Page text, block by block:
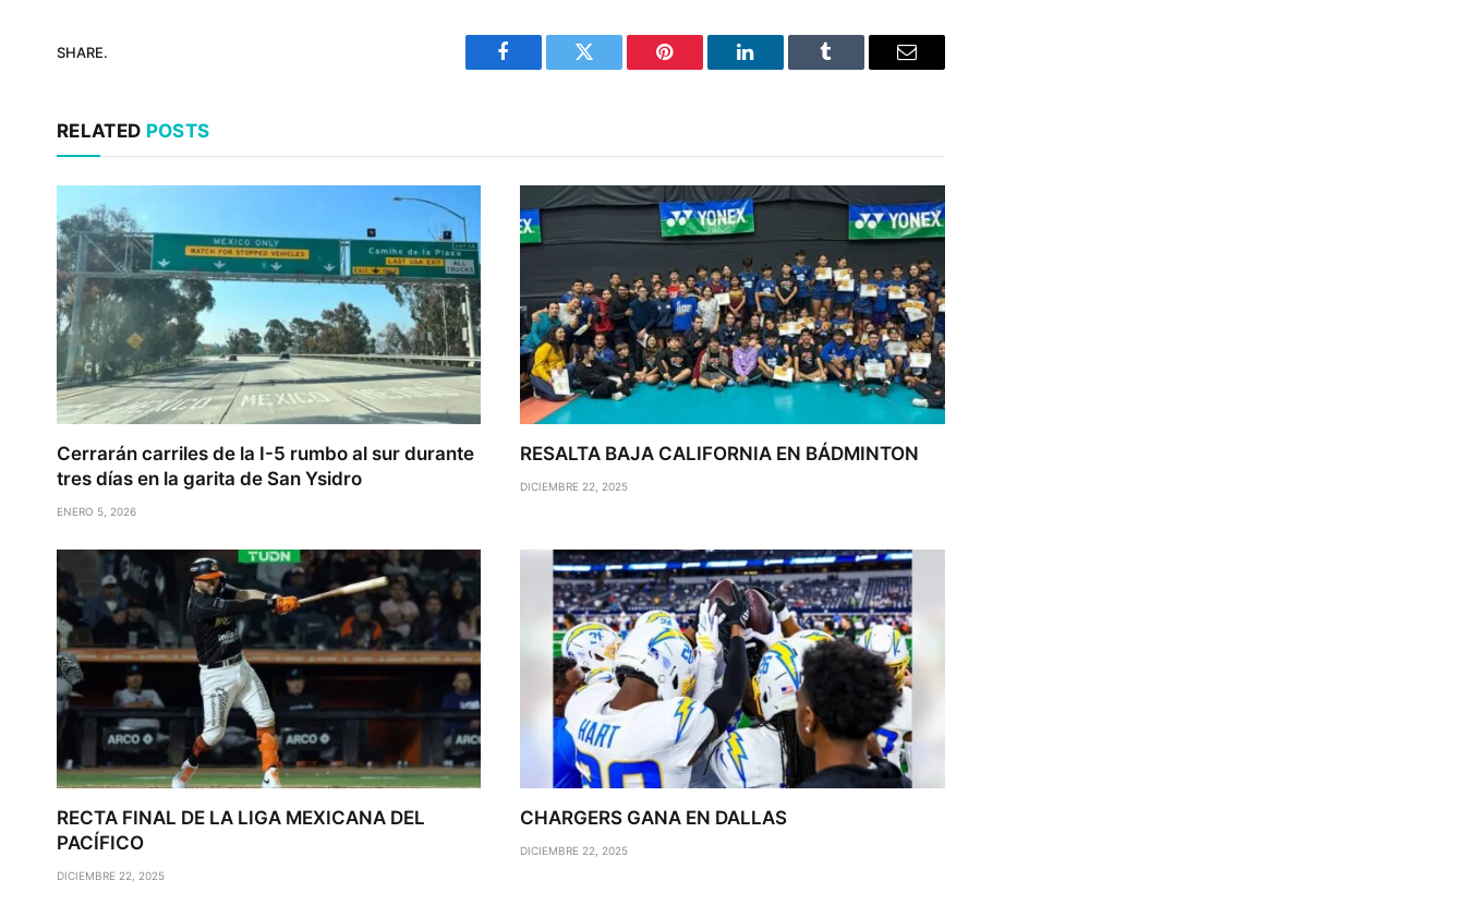
SHARE.
Facebook Twitter Pinterest LinkedIn Tumblr Email
RELATED POSTS
Cerrarán carriles de la I-5 rumbo al sur durante
tres días en la garita de San Ysidro
ENERO 5, 2026
RESALTA BAJA CALIFORNIA EN BÁDMINTON
DICIEMBRE 22, 2025
RECTA FINAL DE LA LIGA MEXICANA DEL
PACÍFICO
DICIEMBRE 22, 2025
CHARGERS GANA EN DALLAS
DICIEMBRE 22, 2025